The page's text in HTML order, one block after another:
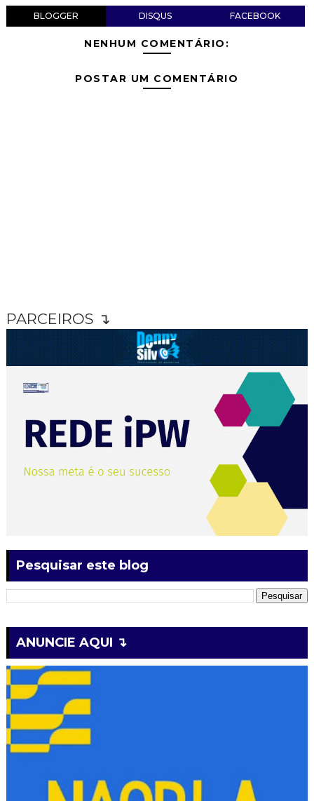
BLOGGER DISQUS FACEBOOK
NENHUM COMENTÁRIO:
POSTAR UM COMENTÁRIO
PARCEIROS ↴
Pesquisar este blog
ANUNCIE AQUI ↴